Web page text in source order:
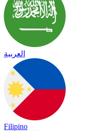
العربية
Filipino